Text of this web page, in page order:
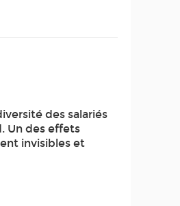
des salariés
Un des effets
invisibles et